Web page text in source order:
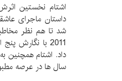
داستان ماجرای
2011 با نگارش
داد. اشتام همچنین
سال ها در عرصه